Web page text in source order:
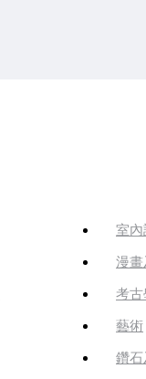
室內
漫畫
考古
藝術
鑽石